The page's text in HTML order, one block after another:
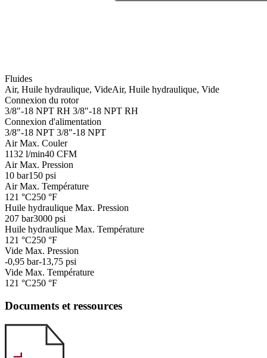
Fluides
Air, Huile hydraulique, VideAir, Huile hydraulique, Vide
Connexion du rotor
3/8"-18 NPT RH 3/8"-18 NPT RH
Connexion d'alimentation
3/8"-18 NPT 3/8"-18 NPT
Air Max. Couler
1132 l/min40 CFM
Air Max. Pression
10 bar150 psi
Air Max. Température
121 °C250 °F
Huile hydraulique Max. Pression
207 bar3000 psi
Huile hydraulique Max. Température
121 °C250 °F
Vide Max. Pression
-0,95 bar-13,75 psi
Vide Max. Température
121 °C250 °F
Documents et ressources